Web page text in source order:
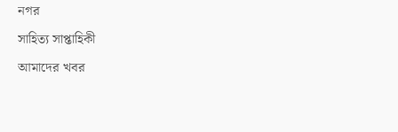
নগর
সাহিত্য সাপ্তাহিকী
আমাদের খবর